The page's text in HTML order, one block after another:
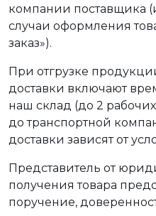
компании поставщика
случаи оформления
заказ»).
При отгрузке
доставки включают
наш склад (до 2
до транспортной
доставки зависят от
Представитель от
получения товара
поручение,